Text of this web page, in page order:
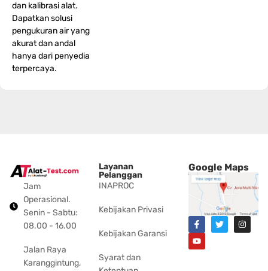
dan kalibrasi alat.
Dapatkan solusi
pengukuran air yang
akurat dan andal
hanya dari penyedia
terpercaya.
Jam
Operasional.
Senin - Sabtu:
08.00 - 16.00
Jalan Raya
Karanggintung,
Layanan
Pelanggan
INAPROC
Kebijakan Privasi
Kebijakan Garansi
Syarat dan
Google Maps